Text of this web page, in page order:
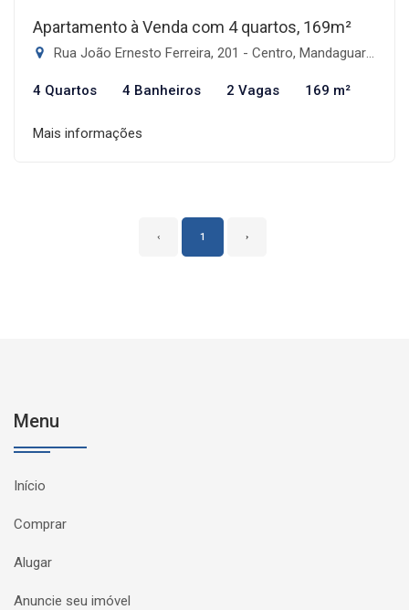
Apartamento à Venda com 4 quartos, 169m²
Rua João Ernesto Ferreira, 201 - Centro, Mandaguari-PR
4 Quartos 4 Banheiros 2 Vagas 169 m²
Mais informações
‹ 1 ›
Menu
Início
Comprar
Alugar
Anuncie seu imóvel